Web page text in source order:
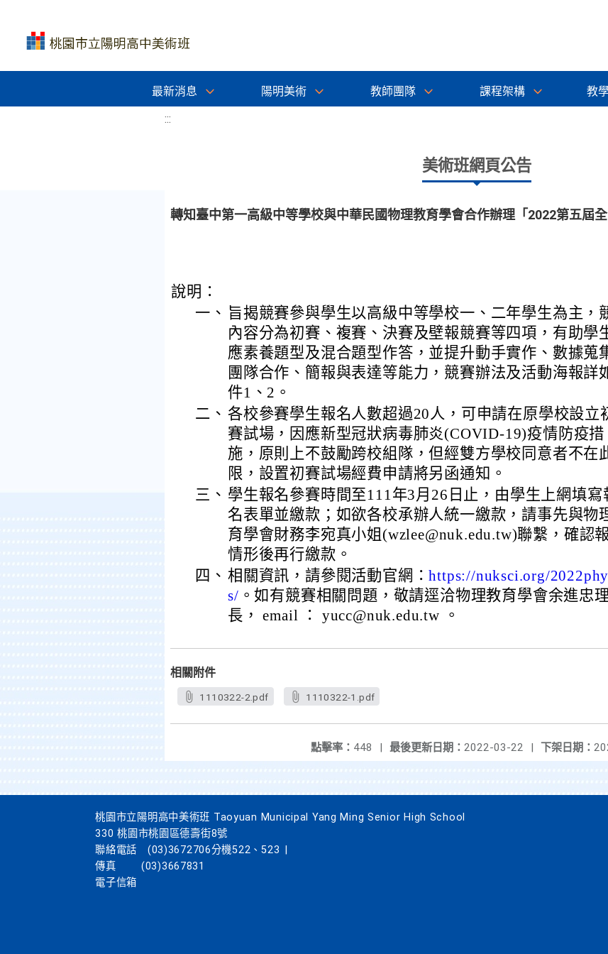
最新消息 陽明美術 教師團隊 課程架構 教
:::
美術班網頁公告
轉知臺中第一高級中等學校與中華民國物理教育學會合作辦理「2022第五屆全
說明：
一、 旨揭競賽參與學生以高級中等學校一、二年學生為主，
內容分為初賽、複賽、決賽及壁報競賽等四項，有助學
應素養題型及混合題型作答，並提升動手實作、數據蒐
團隊合作、簡報與表達等能力，競賽辦法及活動海報詳
件1、2。
二、 各校參賽學生報名人數超過20人，可申請在原學校設立
賽試場，因應新型冠狀病毒肺炎(COVID-19)疫情防疫措
施，原則上不鼓勵跨校組隊，但經雙方學校同意者不在
限，設置初賽試場經費申請將另函通知。
三、 學生報名參賽時間至111年3月26日止，由學生上網填寫
名表單並繳款；如欲各校承辦人統一繳款，請事先與物
育學會財務李宛真小姐(wzlee@nuk.edu.tw)聯繫，確認
情形後再行繳款。
四、 相關資訊，請參閱活動官網：https://nuksci.org/2022phy
s/ 。如有競賽相關問題，敬請逕洽物理教育學會余進忠
長， email ： yucc@nuk.edu.tw 。
相關附件
1110322-2.pdf 1110322-1.pdf
下架日期：
最後更新日期： 2022-03-22 |
點擊率： 448 |
桃園市立陽明高中美術班 Taoyuan Municipal Yang Ming Senior High School
330 桃園市桃園區德壽街8號
聯絡電話
(03)3672706分機522、523
傳真
(03)3667831
電子信箱